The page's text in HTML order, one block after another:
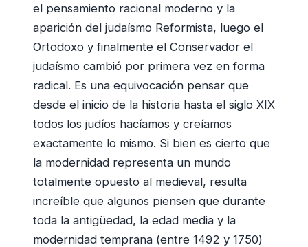
el pensamiento racional moderno y la
aparición del judaísmo Reformista, luego el
Ortodoxo y finalmente el Conservador el
judaísmo cambió por primera vez en forma
radical. Es una equivocación pensar que
desde el inicio de la historia hasta el siglo XIX
todos los judíos hacíamos y creíamos
exactamente lo mismo. Si bien es cierto que
la modernidad representa un mundo
totalmente opuesto al medieval, resulta
increíble que algunos piensen que durante
toda la antigüedad, la edad media y la
modernidad temprana (entre 1492 y 1750)